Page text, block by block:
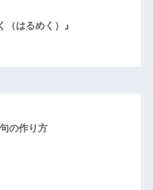
（はるめく）』
の作り方